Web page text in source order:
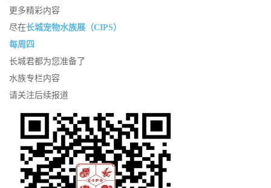
更多精彩内容
尽在长城宠物水族展（CIPS）
每周四
长城君都为您准备了
水族专栏内容
请关注后续报道